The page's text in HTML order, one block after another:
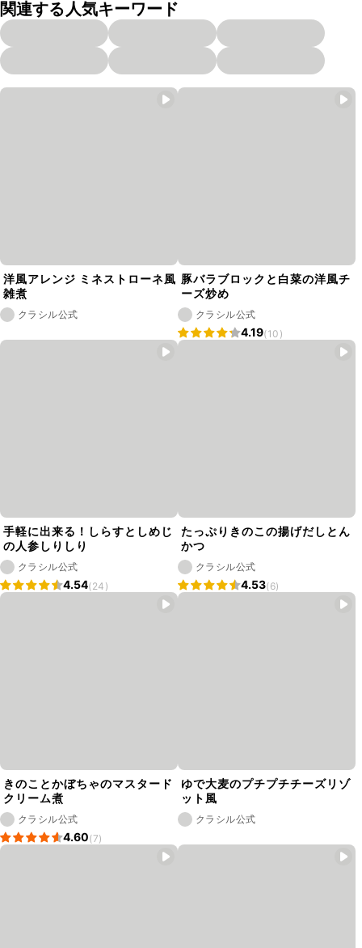
関連する人気キーワード
洋風アレンジ ミネストローネ風
雑煮
クラシル公式
豚バラブロックと白菜の洋風チ
ーズ炒め
クラシル公式
4.19(10)
手軽に出来る！しらすとしめじ
の人参しりしり
クラシル公式
4.54(24)
たっぷりきのこの揚げだしとん
かつ
クラシル公式
4.53(6)
きのことかぼちゃのマスタード
クリーム煮
クラシル公式
4.60(7)
ゆで大麦のプチプチチーズリゾ
ット風
クラシル公式